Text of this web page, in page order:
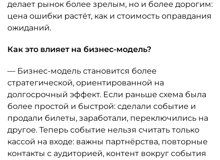
делает рынок более зрелым, но и более дорогим:
цена ошибки растёт, как и стоимость оправдания
ожиданий.
Как это влияет на бизнес-модель?
— Бизнес-модель становится более
стратегической, ориентированной на
долгосрочный эффект. Если раньше схема была
более простой и быстрой: сделали событие и
продали билеты, заработали, переключились на
другое. Теперь событие нельзя считать только
кассой на входе: важны партнёрства, повторные
контакты с аудиторией, контент вокруг события